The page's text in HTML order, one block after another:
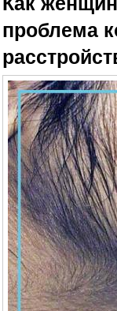
проблема